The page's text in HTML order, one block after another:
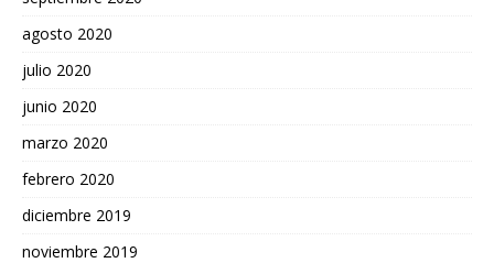
agosto 2020
julio 2020
junio 2020
marzo 2020
febrero 2020
diciembre 2019
noviembre 2019